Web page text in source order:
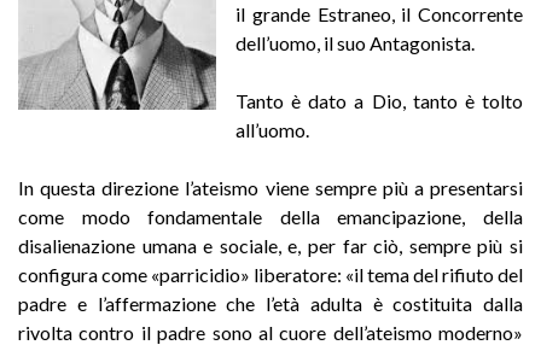
il grande Estraneo, il Concorrente
dell’uomo, il suo Antagonista.
Tanto è dato a Dio, tanto è tolto
all’uomo.
In questa direzione l’ateismo viene sempre più a presentarsi
come modo fondamentale della emancipazione, della
disalienazione umana e sociale, e, per far ciò, sempre più si
configura come «parricidio» liberatore: «il tema del rifiuto del
padre e l’affermazione che l’età adulta è costituita dalla
rivolta contro il padre sono al cuore dell’ateismo moderno»